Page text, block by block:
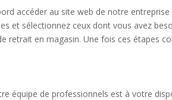
accéder au site web de notre
et sélectionnez ceux dont vous avez
retrait en magasin. Une fois ces étapes
équipe de professionnels est à votre